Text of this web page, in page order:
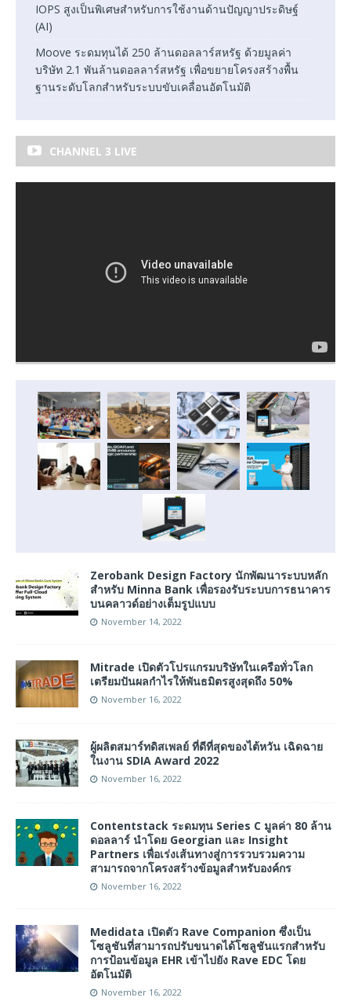
IOPS สูงเป็นพิเศษสำหรับการใช้งานด้านปัญญาประดิษฐ์
(AI)
Moove ระดมทุนได้ 250 ล้านดอลลาร์สหรัฐ ด้วยมูลค่า
บริษัท 2.1 พันล้านดอลลาร์สหรัฐ เพื่อขยายโครงสร้างพื้น
ฐานระดับโลกสำหรับระบบขับเคลื่อนอัตโนมัติ
CHANNEL 3 LIVE
Zerobank Design Factory นักพัฒนาระบบหลัก
สำหรับ Minna Bank เพื่อรองรับระบบการธนาคาร
บนคลาวด์อย่างเต็มรูปแบบ
November 14, 2022
Mitrade เปิดตัวโปรแกรมบริษัทในเครือทั่วโลก
เตรียมปันผลกำไรให้พันธมิตรสูงสุดถึง 50%
November 16, 2022
ผู้ผลิตสมาร์ทดิสเพลย์ ที่ดีที่สุดของไต้หวัน เฉิดฉาย
ในงาน SDIA Award 2022
November 16, 2022
Contentstack ระดมทุน Series C มูลค่า 80 ล้าน
ดอลลาร์ นำโดย Georgian และ Insight
Partners เพื่อเร่งเส้นทางสู่การรวบรวมความ
สามารถจากโครงสร้างข้อมูลสำหรับองค์กร
November 16, 2022
Medidata เปิดตัว Rave Companion ซึ่งเป็น
โซลูชันที่สามารถปรับขนาดได้โซลูชันแรกสำหรับ
การป้อนข้อมูล EHR เข้าไปยัง Rave EDC โดย
อัตโนมัติ
November 16, 2022